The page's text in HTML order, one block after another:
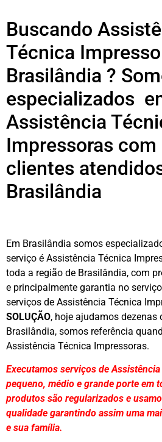
Buscando
Técnica
Brasilândia ?
especializados
Assistência
Impressoras
clientes
Brasilândia
Em Brasilândia somos
serviço é Assistência Técnica
toda a região de Brasilândia, com
e principalmente garantia no
serviços de Assistência Técnica
SOLUÇÃO, hoje ajudamos dezenas
Brasilândia, somos referência
Assistência Técnica Impressoras.
Executamos serviços de
pequeno, médio e grande porte em
produtos são regularizados e
qualidade garantindo assim uma
e sua família.